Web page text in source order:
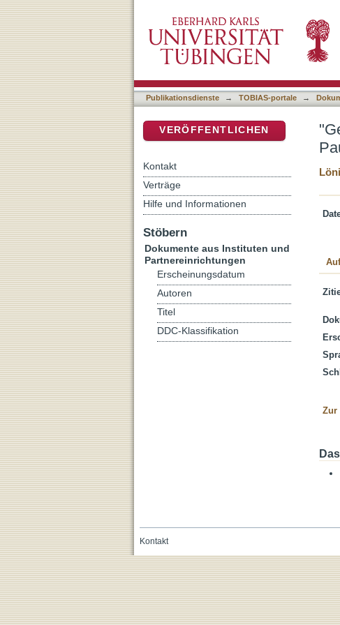
der Pastoralbriefe
Publikationsdienste → TOBIAS-portale →
Zur
VERÖFFENTLICHEN
Kontakt
Verträge
Hilfe und Informationen
Stöbern
Dokumente aus Instituten und
Partnereinrichtungen
Erscheinungsdatum
Autoren
Titel
DDC-Klassifikation
Kontakt